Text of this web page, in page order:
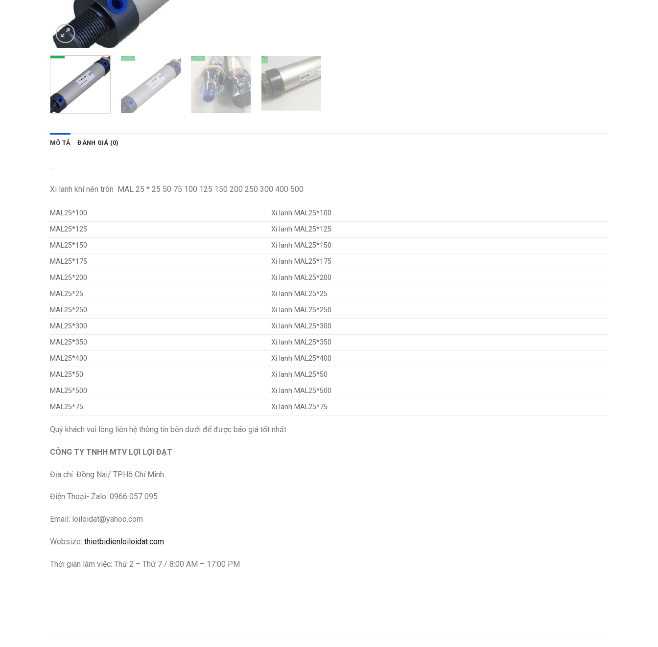
MÔ TẢ ĐÁNH GIÁ (0)
…
Xi lanh khí nén tròn MAL 25 * 25 50 75 100 125 150 200 250 300 400 500
MAL25*100
Xi lanh MAL25*100
MAL25*125
Xi lanh MAL25*125
MAL25*150
Xi lanh MAL25*150
MAL25*175
Xi lanh MAL25*175
MAL25*200
Xi lanh MAL25*200
MAL25*25
Xi lanh MAL25*25
MAL25*250
Xi lanh MAL25*250
MAL25*300
Xi lanh MAL25*300
MAL25*350
Xi lanh MAL25*350
MAL25*400
Xi lanh MAL25*400
MAL25*50
Xi lanh MAL25*50
MAL25*500
Xi lanh MAL25*500
MAL25*75
Xi lanh MAL25*75
Quý khách vui lòng liên hệ thông tin bên dưới để được báo giá tốt nhất
CÔNG TY TNHH MTV LỢI LỢI ĐẠT
Địa chỉ: Đồng Nai/ TP.Hồ Chí Minh
Điện Thoại- Zalo: 0966 057 095
Email: loiloidat@yahoo.com
Websize: thietbidienloiloidat.com
Thời gian làm việc: Thứ 2 – Thứ 7 / 8:00 AM – 17:00 PM